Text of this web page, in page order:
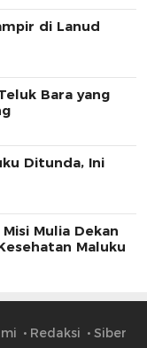
di Lanud
Bara yang
Ditunda, Ini
Mulia Dekan
Maluku
Redaksi Siber